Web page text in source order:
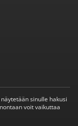
sinulle hakusi
voit vaikuttaa